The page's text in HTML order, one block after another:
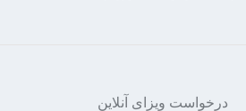
درخواست ویزای آنلاین